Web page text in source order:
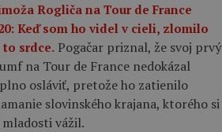
Rogliča na Tour de France
Keď som ho videl v cieli, zlomilo
to srdce. Pogačar priznal, že svoj prvý
na Tour de France nedokázal
osláviť, pretože ho zatienilo
slovinského krajana, ktorého si
mladosti vážil.